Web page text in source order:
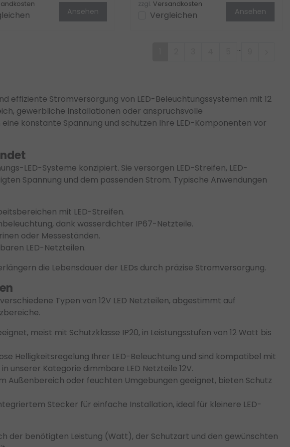
Ansehen
zzgl. Versandkosten
Vergleichen Ansehen
...
effiziente Stromversorgung von LED-Beleuchtungssystemen mit 12
gewerbliche Installationen oder anspruchsvolle
konstante Spannung und schützen Ihre LED-Komponenten vor
LED-Systeme konzipiert. Sie versorgen LED-Streifen, LED-
Spannung und dem passenden Strom. Typische Anwendungen
mit LED-Streifen.
dank wasserdichter IP67-Netzteile.
oder Messeständen.
LED-Netzteilen.
die Lebensdauer der LEDs durch präzise Stromversorgung.
Typen von 12V LED Netzteilen, abgestimmt auf
meist mit Schutzklasse IP20, in Leistungsstufen von 12 Watt bis
Helligkeitsregelung Ihrer LED-Beleuchtung und sind kompatibel mit
unserer Kategorie dimmbare LED Netzteile 12V.
Außenbereich oder feuchten Umgebungen geeignet, bieten Schutz
Stecker für einfache Installation, ideal für kleinere LED-
der benötigten Leistung (Watt), der Schutzart und den gewünschten